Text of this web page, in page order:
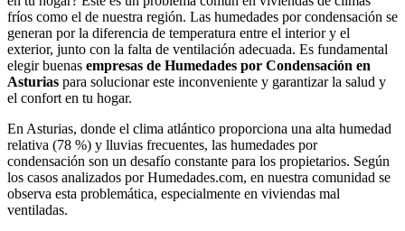
fríos como el de nuestra región. Las humedades por condensación se
generan por la diferencia de temperatura entre el interior y el
exterior, junto con la falta de ventilación adecuada. Es fundamental
elegir buenas empresas de Humedades por Condensación en
Asturias para solucionar este inconveniente y garantizar la salud y
el confort en tu hogar.
En Asturias, donde el clima atlántico proporciona una alta humedad
relativa (78 %) y lluvias frecuentes, las humedades por
condensación son un desafío constante para los propietarios. Según
los casos analizados por Humedades.com, en nuestra comunidad se
observa esta problemática, especialmente en viviendas mal
ventiladas.